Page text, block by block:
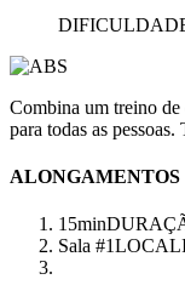
Combina um treino de
para todas as
ALONGAMENTOS
15min
Sala #1